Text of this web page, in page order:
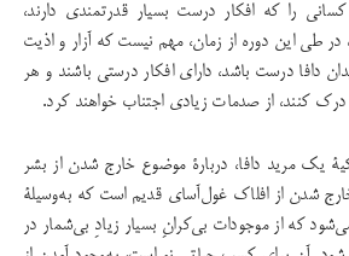
را كه افكار درست بسیار قدرتمندی دارند،
طی این دوره از زمان، مهم نیست كه آزار و اذیت
دافا درست باشد، دارای افكار درستی باشند و هر
كنند، از صدمات زیادی اجتناب خواهند كرد.
یك مرید دافا، دربارۀ موضوع خارج شدن از بشر
شدن از افلاك غول‌آسای قدیم است كه به‌وسیلۀ
که از موجودات بی‌كران‌ِ بسیار زیاد‌ِ بی‌شمار در